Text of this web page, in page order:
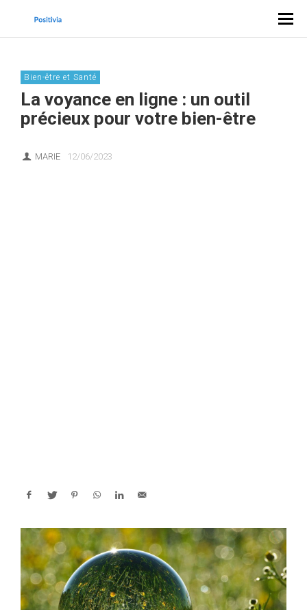
Bien-être et Santé
La voyance en ligne : un outil
précieux pour votre bien-être
MARIE 12/06/2023